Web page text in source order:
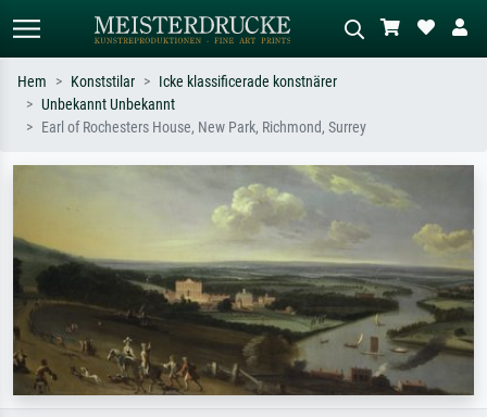
Standardsök AI-bildsökning
impressionism, Hokusai-våg, naken.
abstrakt med mycket rött, mörk
oljemålning, stående naken bredvid ett
Hem Konststilar
Icke klassificerade konstnärer
Unbekannt Unbekannt
Earl of Rochesters House, New Park, Richmond, Surrey